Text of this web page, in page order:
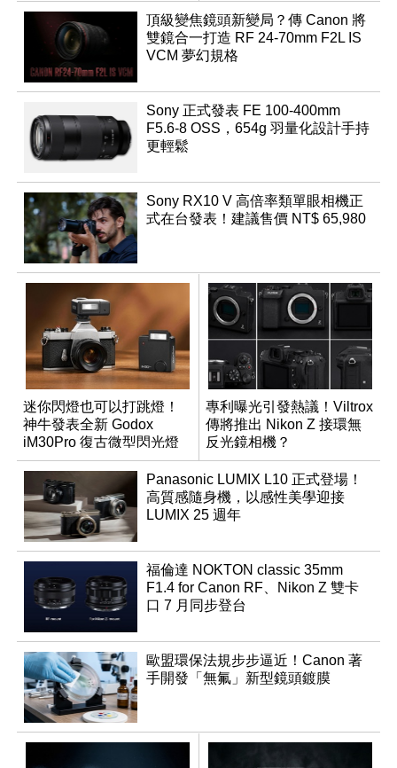
頂級變焦鏡頭新變局？傳 Canon 將
雙鏡合一打造 RF 24-70mm F2L IS
VCM 夢幻規格
Sony 正式發表 FE 100-400mm
F5.6-8 OSS，654g 羽量化設計手持
更輕鬆
Sony RX10 V 高倍率類單眼相機正
式在台發表！建議售價 NT$ 65,980
迷你閃燈也可以打跳燈！
神牛發表全新 Godox
iM30Pro 復古微型閃光燈
專利曝光引發熱議！Viltrox
傳將推出 Nikon Z 接環無
反光鏡相機？
Panasonic LUMIX L10 正式登場！
高質感隨身機，以感性美學迎接
LUMIX 25 週年
福倫達 NOKTON classic 35mm
F1.4 for Canon RF、Nikon Z 雙卡
口 7 月同步登台
歐盟環保法規步步逼近！Canon 著
手開發「無氟」新型鏡頭鍍膜